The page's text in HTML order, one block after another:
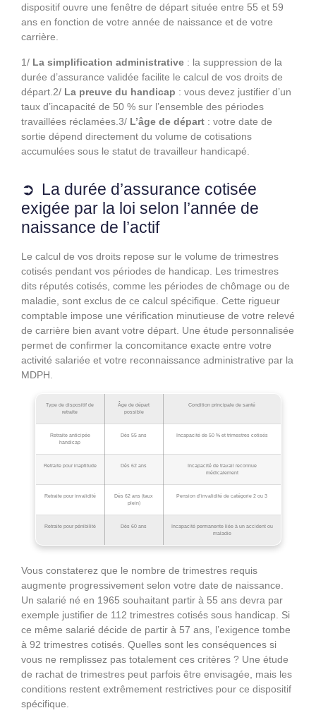
dispositif ouvre une fenêtre de départ située entre 55 et 59
ans en fonction de votre année de naissance et de votre
carrière.
1/ La simplification administrative : la suppression de la
durée d’assurance validée facilite le calcul de vos droits de
départ.2/ La preuve du handicap : vous devez justifier d’un
taux d’incapacité de 50 % sur l’ensemble des périodes
travaillées réclamées.3/ L’âge de départ : votre date de
sortie dépend directement du volume de cotisations
accumulées sous le statut de travailleur handicapé.
La durée d’assurance cotisée
exigée par la loi selon l’année de
naissance de l’actif
Le calcul de vos droits repose sur le volume de trimestres
cotisés pendant vos périodes de handicap. Les trimestres
dits réputés cotisés, comme les périodes de chômage ou de
maladie, sont exclus de ce calcul spécifique. Cette rigueur
comptable impose une vérification minutieuse de votre relevé
de carrière bien avant votre départ. Une étude personnalisée
permet de confirmer la concomitance exacte entre votre
activité salariée et votre reconnaissance administrative par la
MDPH.
Type de dispositif de
retraite
Âge de départ
possible
Condition principale de santé
Retraite anticipée
handicap
Dès 55 ans Incapacité de 50 % et trimestres cotisés
Retraite pour inaptitude Dès 62 ans
Incapacité de travail reconnue
médicalement
Retraite pour invalidité
Dès 62 ans (taux
plein)
Pension d’invalidité de catégorie 2 ou 3
Retraite pour pénibilité Dès 60 ans
Incapacité permanente liée à un accident ou
maladie
Vous constaterez que le nombre de trimestres requis
augmente progressivement selon votre date de naissance.
Un salarié né en 1965 souhaitant partir à 55 ans devra par
exemple justifier de 112 trimestres cotisés sous handicap. Si
ce même salarié décide de partir à 57 ans, l’exigence tombe
à 92 trimestres cotisés. Quelles sont les conséquences si
vous ne remplissez pas totalement ces critères ? Une étude
de rachat de trimestres peut parfois être envisagée, mais les
conditions restent extrêmement restrictives pour ce dispositif
spécifique.